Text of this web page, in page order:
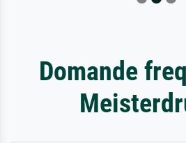
Domande